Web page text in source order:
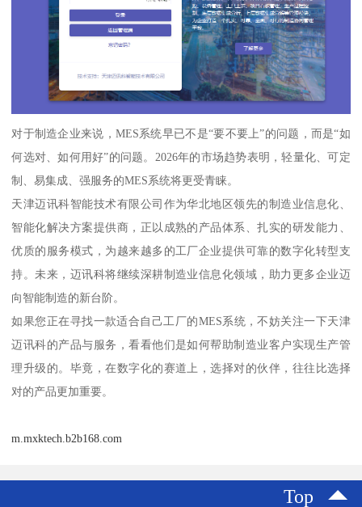
对于制造企业来说，MES系统早已不是“要不要上”的问题，而是“如
何选对、如何用好”的问题。2026年的市场趋势表明，轻量化、可定
制、易集成、强服务的MES系统将更受青睐。
天津迈讯科智能技术有限公司作为华北地区领先的制造业信息化、
智能化解决方案提供商，正以成熟的产品体系、扎实的研发能力、
优质的服务模式，为越来越多的工厂企业提供可靠的数字化转型支
持。未来，迈讯科将继续深耕制造业信息化领域，助力更多企业迈
向智能制造的新台阶。
如果您正在寻找一款适合自己工厂的MES系统，不妨关注一下天津
迈讯科的产品与服务，看看他们是如何帮助制造业客户实现生产管
理升级的。毕竟，在数字化的赛道上，选择对的伙伴，往往比选择
对的产品更加重要。
m.mxktech.b2b168.com
Top